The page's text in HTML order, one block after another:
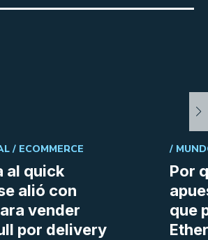
al quick
alió con
vender
por delivery
/ ECOMMERCE
Por
que
/